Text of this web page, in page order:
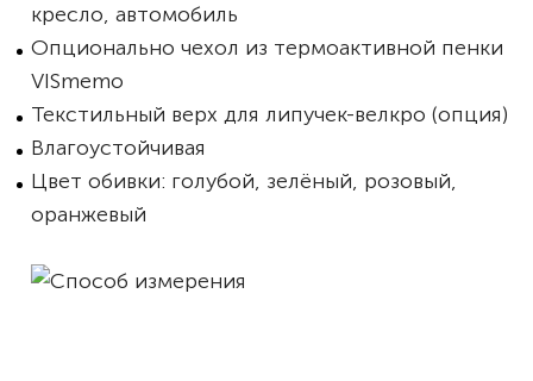
кресло, автомобиль
Опционально чехол из термоактивной пенки
VISmemo
Текстильный верх для липучек-велкро (опция)
Влагоустойчивая
Цвет обивки: голубой, зелёный, розовый,
оранжевый